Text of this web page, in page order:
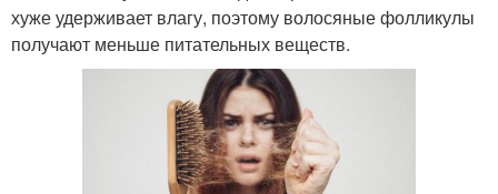
хуже удерживает влагу, поэтому волосяные фолликулы
получают меньше питательных веществ.